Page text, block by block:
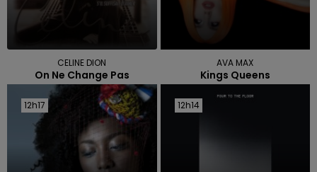
CELINE DION
On Ne Change Pas
AVA MAX
Kings Queens
12h17
12h17 12h14
12h14